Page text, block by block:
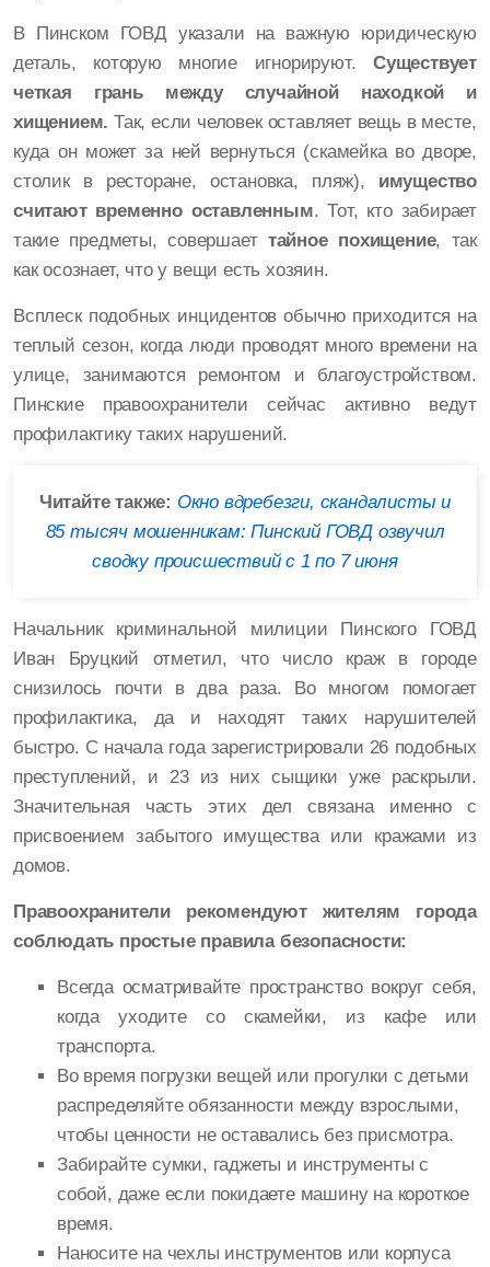
В Пинском ГОВД указали на важную юридическую
деталь, которую многие игнорируют. Существует
четкая грань между случайной находкой и
хищением.Так, если человек оставляет вещь в месте,
куда он может за ней вернуться (скамейка во дворе,
столик в ресторане, остановка, пляж), имущество
считают временно оставленным. Тот, кто забирает
такие предметы, совершает тайное похищение, так
как осознает, что у вещи есть хозяин.
Всплеск подобных инцидентов обычно приходится на
теплый сезон, когда люди проводят много времени на
улице, занимаются ремонтом и благоустройством.
Пинские правоохранители сейчас активно ведут
профилактику таких нарушений.
Читайте также: Окно вдребезги, скандалисты и
85 тысяч мошенникам: Пинский ГОВД озвучил
сводку происшествий с 1 по 7 июня
Начальник криминальной милиции Пинского ГОВД
Иван Бруцкий отметил, что число краж в городе
снизилось почти в два раза. Во многом помогает
профилактика, да и находят таких нарушителей
быстро. С начала года зарегистрировали 26 подобных
преступлений, и 23 из них сыщики уже раскрыли.
Значительная часть этих дел связана именно с
присвоением забытого имущества или кражами из
домов.
Правоохранители рекомендуют жителям города
соблюдать простые правила безопасности:
Всегда осматривайте пространство вокруг себя,
когда уходите со скамейки, из кафе или
транспорта.
Во время погрузки вещей или прогулки с детьми
распределяйте обязанности между взрослыми,
чтобы ценности не оставались без присмотра.
Забирайте сумки, гаджеты и инструменты с
собой, даже если покидаете машину на короткое
время.
Наносите на чехлы инструментов или корпуса